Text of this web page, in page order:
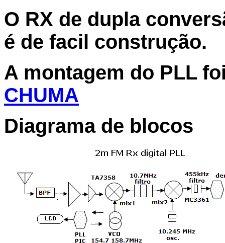
O RX de dupla
é de facil construção.
A montagem do PLL
CHUMA
Diagrama de blocos